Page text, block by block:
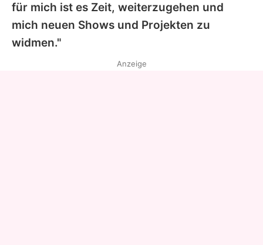
für mich ist es Zeit, weiterzugehen und
mich neuen Shows und Projekten zu
widmen."
Anzeige